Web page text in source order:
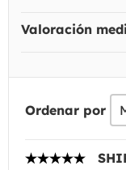
Valoración
Ordenar por